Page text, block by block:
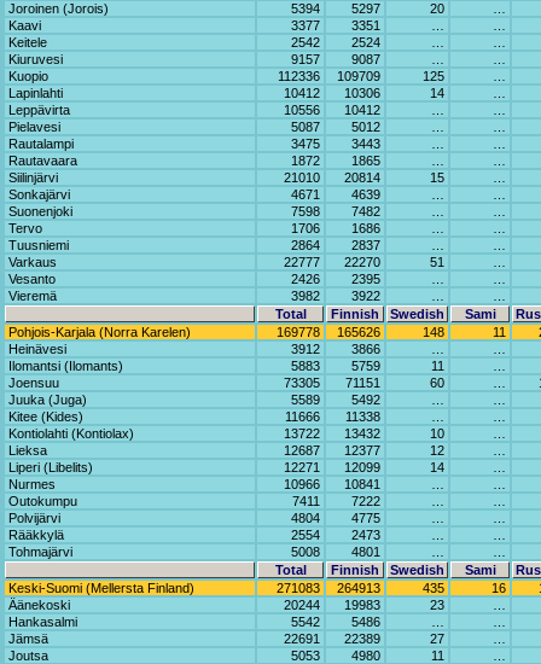
Joroinen (Jorois)
5394 5297 20
Kaavi
3377 3351
Keitele
2542 2524
Kiuruvesi
9157 9087
Kuopio
112336 109709 125
Lapinlahti
10412 10306 14
Leppävirta
10556 10412
Pielavesi
5087 5012
Rautalampi
3475 3443
Rautavaara
1872 1865
Siilinjärvi
21010 20814 15
Sonkajärvi
4671 4639
Suonenjoki
7598 7482
Tervo
1706 1686
Tuusniemi
2864 2837
Varkaus
22777 22270 51
Vesanto
2426 2395
Vieremä
3982 3922
Total
Finnish Swedish Sami
Pohjois-Karjala (Norra Karelen)
169778 165626 148 11
Heinävesi
3912 3866
Ilomantsi (Ilomants)
5883 5759 11
Joensuu
73305 71151 60
Juuka (Juga)
5589 5492
Kitee (Kides)
11666 11338
Kontiolahti (Kontiolax)
13722 13432 10
Lieksa
12687 12377 12
Liperi (Libelits)
12271 12099 14
Nurmes
10966 10841
Outokumpu
7411 7222
Polvijärvi
4804 4775
Rääkkylä
2554 2473
Tohmajärvi
5008 4801
Total
Finnish Swedish Sami
Keski-Suomi (Mellersta Finland)
271083 264913 435 16
Äänekoski
20244 19983 23
Hankasalmi
5542 5486
Jämsä
22691 22389 27
Joutsa
5053 4980 11